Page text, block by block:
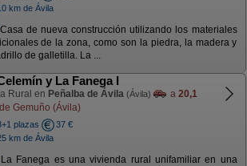
km de Ávila
Casa de nueva construcción utilizando los materiales
de la zona, como son la piedra, la madera y
de galletilla. La ...
y La Fanega I
Rural en Peñalba de Ávila (Ávila) a 20,1
de Gemuño (Ávila)
plazas
37 €
km de Ávila
La Fanega es una vivienda rural unifamiliar en una